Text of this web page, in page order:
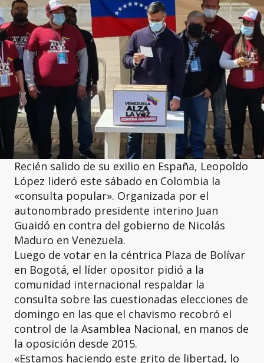
Recién salido de su exilio en España, Leopoldo
López lideró este sábado en Colombia la
«consulta popular». Organizada por el
autonombrado presidente interino Juan
Guaidó en contra del gobierno de Nicolás
Maduro en Venezuela.
Luego de votar en la céntrica Plaza de Bolívar
en Bogotá, el líder opositor pidió a la
comunidad internacional respaldar la
consulta sobre las cuestionadas elecciones de
domingo en las que el chavismo recobró el
control de la Asamblea Nacional, en manos de
la oposición desde 2015.
«Estamos haciendo este grito de libertad, lo